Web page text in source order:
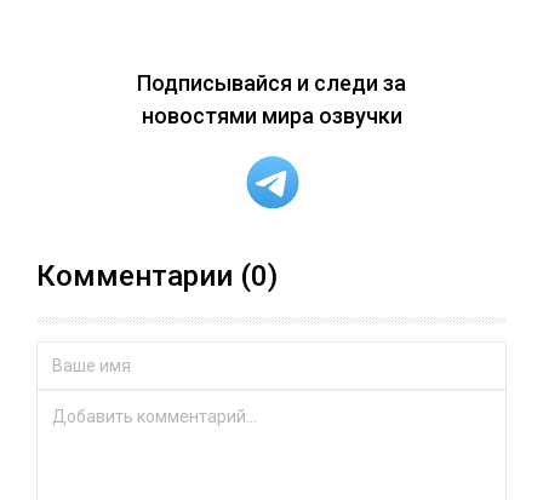
Подписывайся и следи за
новостями мира озвучки
Комментарии (0)